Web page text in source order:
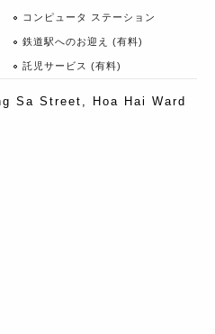
コンピュータ ステーション
鉄道駅へのお迎え (有料)
託児サービス (有料)
Sa Street, Hoa Hai Ward